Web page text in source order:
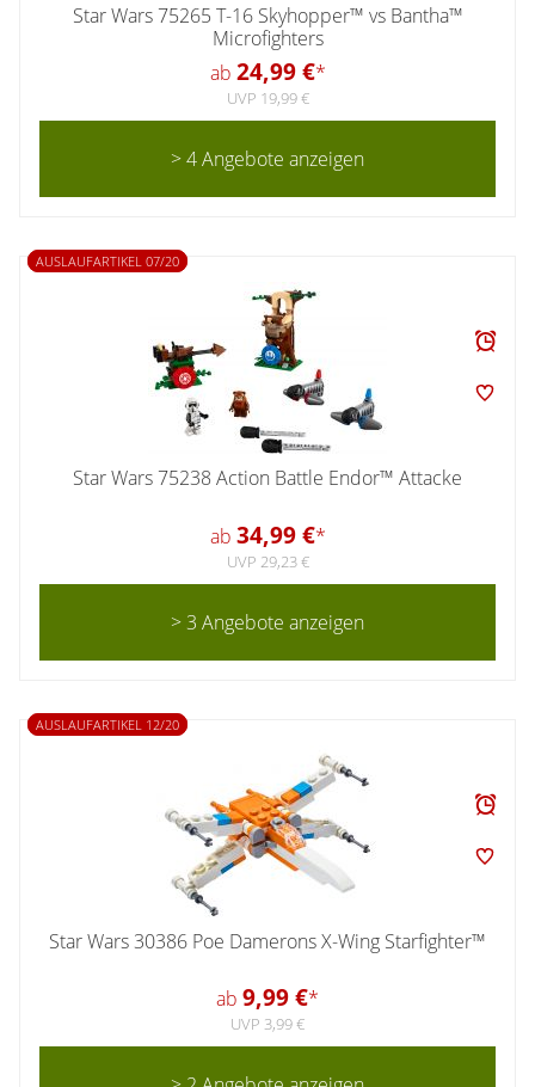
Star Wars 75265 T-16 Skyhopper™ vs Bantha™
Microfighters
ab 24,99 €*
UVP 19,99 €
> 4 Angebote anzeigen
AUSLAUFARTIKEL 07/20
Star Wars 75238 Action Battle Endor™ Attacke
ab 34,99 €*
UVP 29,23 €
> 3 Angebote anzeigen
AUSLAUFARTIKEL 12/20
Star Wars 30386 Poe Damerons X-Wing Starfighter™
ab 9,99 €*
UVP 3,99 €